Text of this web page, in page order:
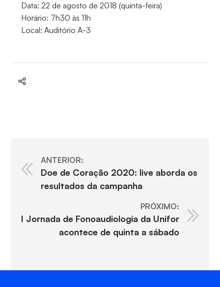
Data: 22 de agosto de 2018 (quinta-feira)
Horário: 7h30 às 11h
Local: Auditório A-3
ANTERIOR:
Doe de Coração 2020: live aborda os
resultados da campanha
PRÓXIMO:
I Jornada de Fonoaudiologia da Unifor
acontece de quinta a sábado